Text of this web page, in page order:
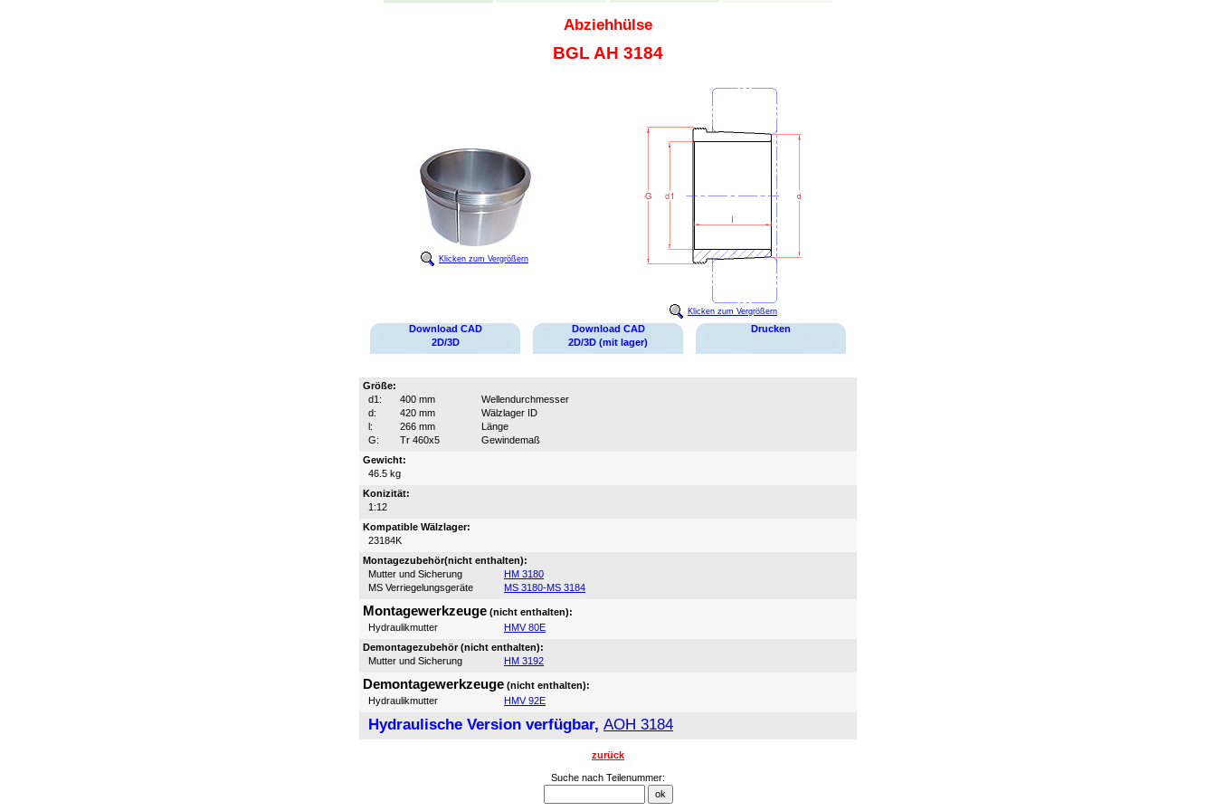
Abziehhülse
BGL AH 3184
Klicken zum Vergrößern
Klicken zum Vergrößern
Download CAD
2D/3D
Download CAD
2D/3D (mit lager)
Drucken
Größe:
d1:
400 mm
Wellendurchmesser
d:
420 mm
Wälzlager ID
l:
266 mm
Länge
G:
Tr 460x5
Gewindemaß
Gewicht:
46.5 kg
Konizität:
1:12
Kompatible Wälzlager:
23184K
Montagezubehör(nicht enthalten):
Mutter und Sicherung
HM 3180
MS Verriegelungsgeräte
MS 3180-MS 3184
Montagewerkzeuge (nicht enthalten):
Hydraulikmutter
HMV 80E
Demontagezubehör (nicht enthalten):
Mutter und Sicherung
HM 3192
Demontagewerkzeuge (nicht enthalten):
Hydraulikmutter
HMV 92E
Hydraulische Version verfügbar, AOH 3184
zurück
Suche nach Teilenummer: